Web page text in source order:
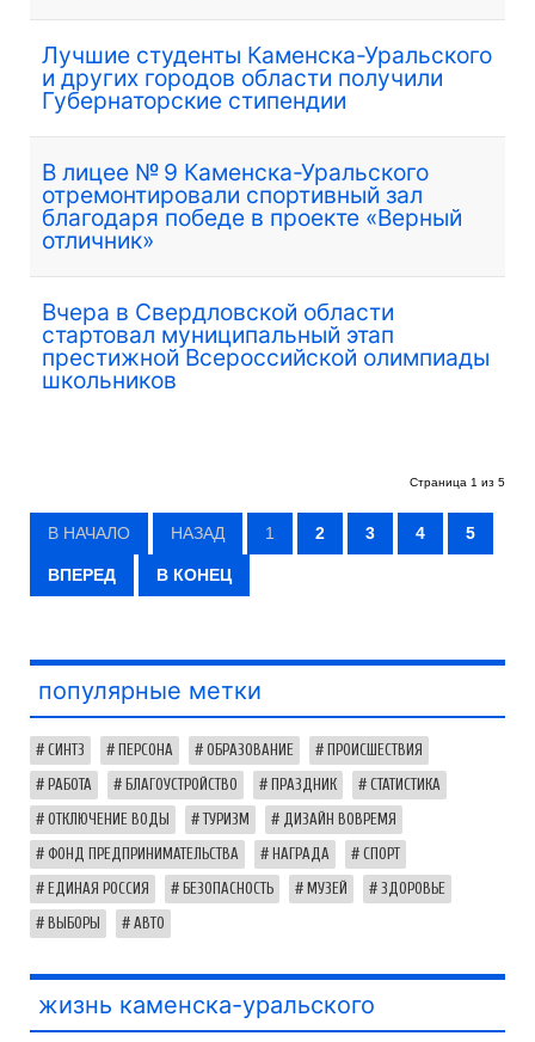
Лучшие студенты Каменска-Уральского
и других городов области получили
Губернаторские стипендии
В лицее № 9 Каменска-Уральского
отремонтировали спортивный зал
благодаря победе в проекте «Верный
отличник»
Вчера в Свердловской области
стартовал муниципальный этап
престижной Всероссийской олимпиады
школьников
Страница 1 из 5
В НАЧАЛО НАЗАД 1 2 3 4 5
ВПЕРЕД В КОНЕЦ
популярные метки
СИНТЗ ПЕРСОНА ОБРАЗОВАНИЕ ПРОИСШЕСТВИЯ
РАБОТА БЛАГОУСТРОЙСТВО ПРАЗДНИК СТАТИСТИКА
ОТКЛЮЧЕНИЕ ВОДЫ ТУРИЗМ ДИЗАЙН ВОВРЕМЯ
ФОНД ПРЕДПРИНИМАТЕЛЬСТВА НАГРАДА СПОРТ
ЕДИНАЯ РОССИЯ БЕЗОПАСНОСТЬ МУЗЕЙ ЗДОРОВЬЕ
ВЫБОРЫ АВТО
жизнь каменска-уральского